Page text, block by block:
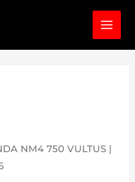
NM4 750 VULTUS |